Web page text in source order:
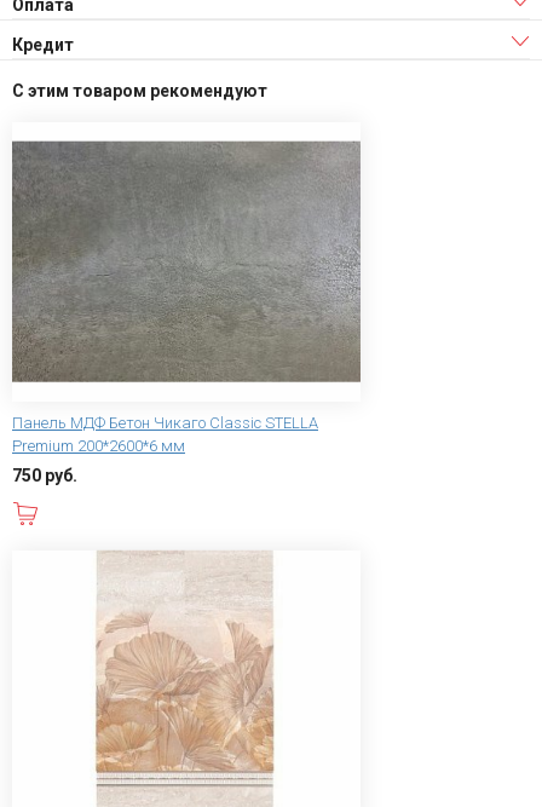
Оплата
Кредит
С этим товаром рекомендуют
Панель МДФ Бетон Чикаго Classic STELLA
Premium 200*2600*6 мм
750 руб.